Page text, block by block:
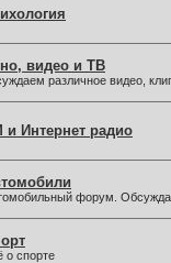
видео и ТВ
различное видео,
и Интернет радио
форум.
о спорте